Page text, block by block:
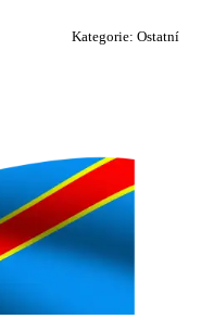
Kategorie: Ostatní